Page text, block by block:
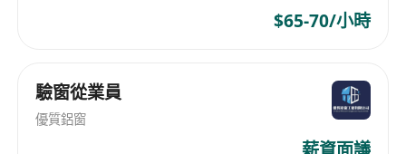
•有 DevOps、GitLab、Jira、TAPD、禅道、研发效
能平台、测试平台、代码安全、CI/CD 等产品销售
经验；
$65-70/小時
驗窗從業員
優質鋁窗